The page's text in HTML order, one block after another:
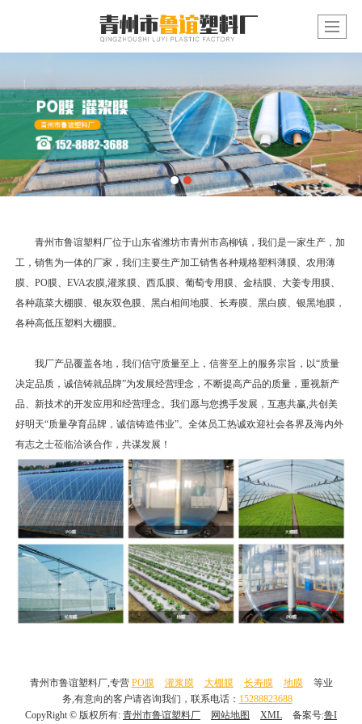
青州市鲁谊塑料厂位于山东省潍坊市青州市高柳镇，我们是一家生产，加
工，销售为一体的厂家，我们主要生产加工销售各种规格塑料薄膜、农用薄
膜、PO膜、EVA农膜,灌浆膜、西瓜膜、葡萄专用膜、金桔膜、大姜专用膜、
各种蔬菜大棚膜、银灰双色膜、黑白相间地膜、长寿膜、黑白膜、银黑地膜，
各种高低压塑料大棚膜。
我厂产品覆盖各地，我们信守质量至上，信誉至上的服务宗旨，以“质量
决定品质，诚信铸就品牌”为发展经营理念，不断提高产品的质量，重视新产
品、新技术的开发应用和经营理念。我们愿与您携手发展，互惠共赢,共创美
好明天“质量孕育品牌，诚信铸造伟业”。全体员工热诚欢迎社会各界及海内外
有志之士莅临洽谈合作，共谋发展！
青州市鲁谊塑料厂,专营 PO膜 灌浆膜 大棚膜 长寿膜 地膜
等业
务,有意向的客户请咨询我们，联系电话： 15288823688
CopyRight © 版权所有: 青州市鲁谊塑料厂 网站地图 XML 备案号:鲁I